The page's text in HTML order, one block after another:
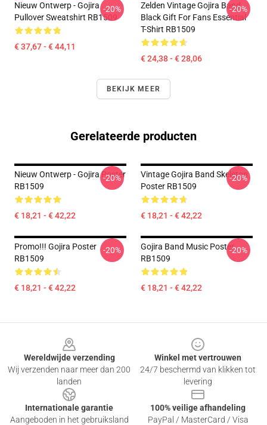
Nieuw Ontwerp - Gojira .
Pullover Sweatshirt RB1509
€ 37,67 - € 44,11
-20%
Zelden Vintage Gojira Band
Black Gift For Fans Essential
T-Shirt RB1509
€ 24,38 - € 28,06
-20%
BEKIJK MEER
Gerelateerde producten
Nieuw Ontwerp - Gojira Poster
RB1509
€ 18,21 - € 42,22
-20%
Vintage Gojira Band Skeleton
Poster RB1509
€ 18,21 - € 42,22
-20%
Promo!!! Gojira Poster
RB1509
€ 18,21 - € 42,22
-20%
Gojira Band Music Poster
RB1509
€ 18,21 - € 42,22
-20%
Wereldwijde verzending
Wij verzenden naar meer dan 200
landen
Winkel met vertrouwen
24/7 beschermd van klikken tot
levering
Internationale garantie
Aangeboden in het gebruiksland
100% veilige afhandeling
PayPal / MasterCard / Visa